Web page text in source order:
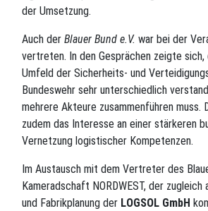
der Umsetzung.
Auch der Blauer Bund e.V. war bei der
vertreten. In den Gesprächen zeigte
Umfeld der Sicherheits- und
Bundeswehr sehr unterschiedlich
mehrere Akteure zusammenführen muss.
zudem das Interesse an einer stärkeren
Vernetzung logistischer Kompetenzen.
Im Austausch mit dem Vertreter des
Kameradschaft NORDWEST, der
und Fabrikplanung der LOGSOL GmbH